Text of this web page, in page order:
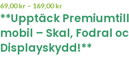
69,00kr – 169,00kr
**Upptäck
mobil – Skal, Fodral
Displayskydd!**